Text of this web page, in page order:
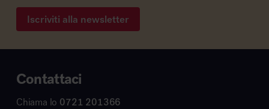
Iscriviti alla newsletter
Contattaci
Chiama lo 0721 201366